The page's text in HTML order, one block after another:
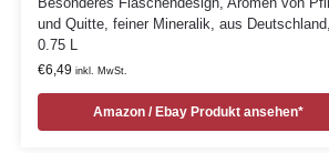
und Quitte, feiner Mineralik, aus
0.75 L
€6,49 inkl. MwSt.
Amazon / Ebay Produkt ansehen*